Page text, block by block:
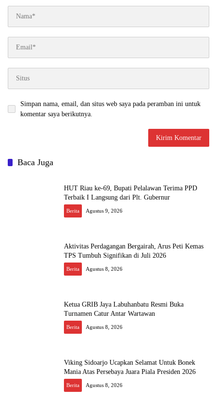
Simpan nama, email, dan situs web saya pada peramban ini untuk
komentar saya berikutnya.
Baca Juga
HUT Riau ke-69, Bupati Pelalawan Terima PPD
Terbaik I Langsung dari Plt. Gubernur
Berita Agustus 9, 2026
Aktivitas Perdagangan Bergairah, Arus Peti Kemas
TPS Tumbuh Signifikan di Juli 2026
Berita Agustus 8, 2026
Ketua GRIB Jaya Labuhanbatu Resmi Buka
Turnamen Catur Antar Wartawan
Berita Agustus 8, 2026
Viking Sidoarjo Ucapkan Selamat Untuk Bonek
Mania Atas Persebaya Juara Piala Presiden 2026
Berita Agustus 8, 2026